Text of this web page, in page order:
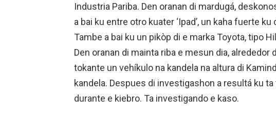
Industria Pariba. Den oranan di mardugá,
a bai ku entre otro kuater ‘Ipad’, un kaha fuerte
Tambe a bai ku un pikòp di e marka Toyota, tipo
Den oranan di mainta riba e mesun dia, alrededor
tokante un vehíkulo na kandela na altura di
kandela. Despues di investigashon a resultá ku
durante e kiebro. Ta investigando e kaso.